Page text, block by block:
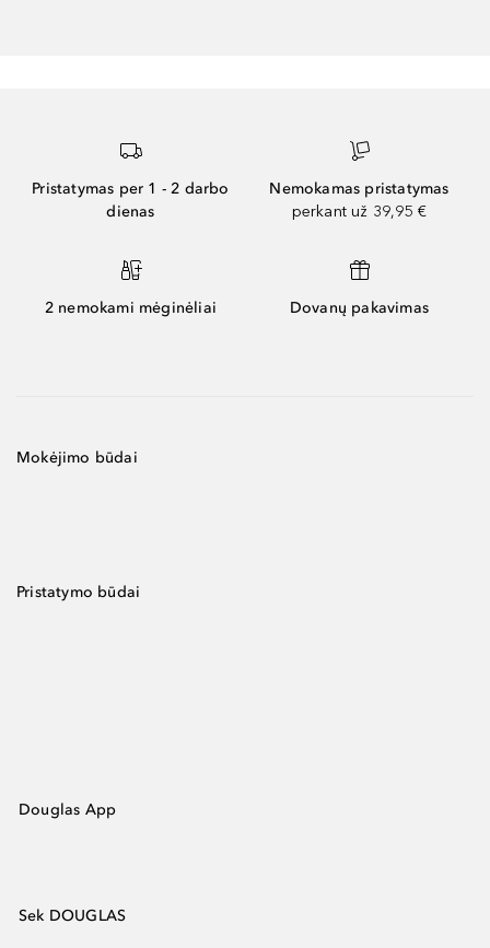
Pristatymas per 1 - 2 darbo
dienas
Nemokamas pristatymas
perkant už 39,95 €
2 nemokami mėginėliai Dovanų pakavimas
Mokėjimo būdai
Pristatymo būdai
Douglas App
Sek DOUGLAS